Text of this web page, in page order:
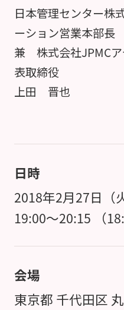
日本管理センター
ーション営業本部長
兼 株式会社JPMC
表取締役
上田 晋也
日時
2018年2月27日（
19:00～20:15 （
会場
東京都 千代田区